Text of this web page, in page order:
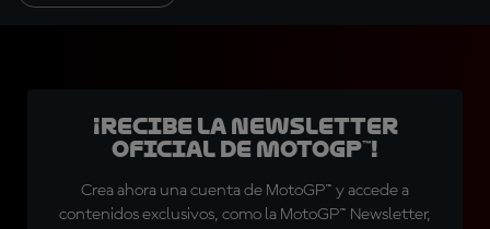
¡Recibe la Newsletter
oficial de MotoGP™!
Crea ahora una cuenta de MotoGP™ y accede a
contenidos exclusivos, como la MotoGP™ Newsletter,